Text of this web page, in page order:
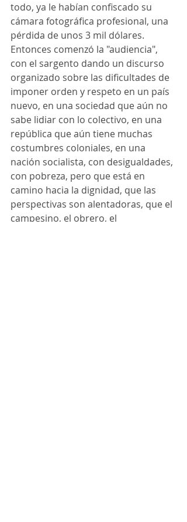
todo, ya le habían confiscado su
cámara fotográfica profesional, una
pérdida de unos 3 mil dólares.
Entonces comenzó la "audiencia",
con el sargento dando un discurso
organizado sobre las dificultades de
imponer orden y respeto en un país
nuevo, en una sociedad que aún no
sabe lidiar con lo colectivo, en una
república que aún tiene muchas
costumbres coloniales, en una
nación socialista, con desigualdades,
con pobreza, pero que está en
camino hacia la dignidad, que las
perspectivas son alentadoras, que el
campesino, el obrero, el